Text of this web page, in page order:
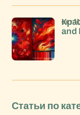
and
окт
Статьи по